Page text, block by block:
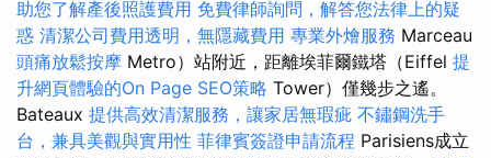
助您了解產後照護費用 免費律師詢問，解答您法律上的疑
惑 清潔公司費用透明，無隱藏費用 專業外燴服務 Marceau
頭痛放鬆按摩 Metro）站附近，距離埃菲爾鐵塔（Eiffel 提
升網頁體驗的On Page SEO策略 Tower）僅幾步之遙。
Bateaux 提供高效清潔服務，讓家居無瑕疵 不鏽鋼洗手
台，兼具美觀與實用性 菲律賓簽證申請流程 Parisiens成立